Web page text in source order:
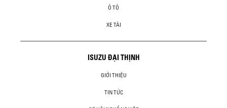
Ô TÔ
XE TẢI
ISUZU ĐẠI THỊNH
GIỚI THIỆU
TIN TỨC